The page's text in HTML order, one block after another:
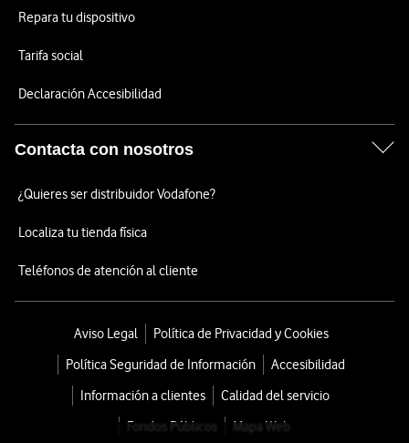
Repara tu dispositivo
Tarifa social
Declaración Accesibilidad
Contacta con nosotros
¿Quieres ser distribuidor Vodafone?
Localiza tu tienda física
Teléfonos de atención al cliente
Aviso Legal
Política de Privacidad y Cookies
Política Seguridad de Información
Accesibilidad
Información a clientes
Calidad del servicio
Fondos Públicos
Mapa Web